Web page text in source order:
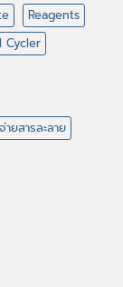
Reagents
Cycler
ยสารละลาย